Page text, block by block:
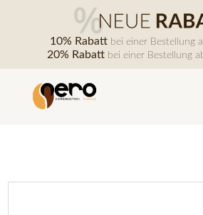
10% Rabatt bei einer Bestellung
20% Rabatt bei einer Bestellung